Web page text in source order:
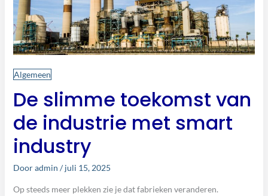
Algemeen
De slimme toekomst van
de industrie met smart
industry
Dooradmin /juli 15, 2025
Op steeds meer plekken zie je dat fabrieken veranderen.